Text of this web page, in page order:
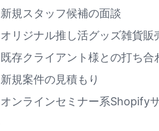
新規スタッフ候補の面談
オリジナル推し活グッズ雑貨
既存クライアント様との打ち合
新規案件の見積もり
オンラインセミナー系Shopify